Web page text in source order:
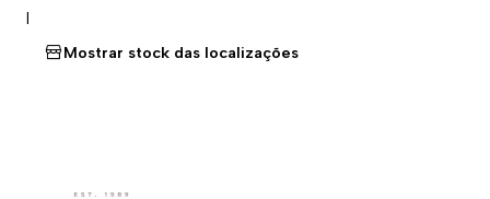
|
Mostrar stock das localizações